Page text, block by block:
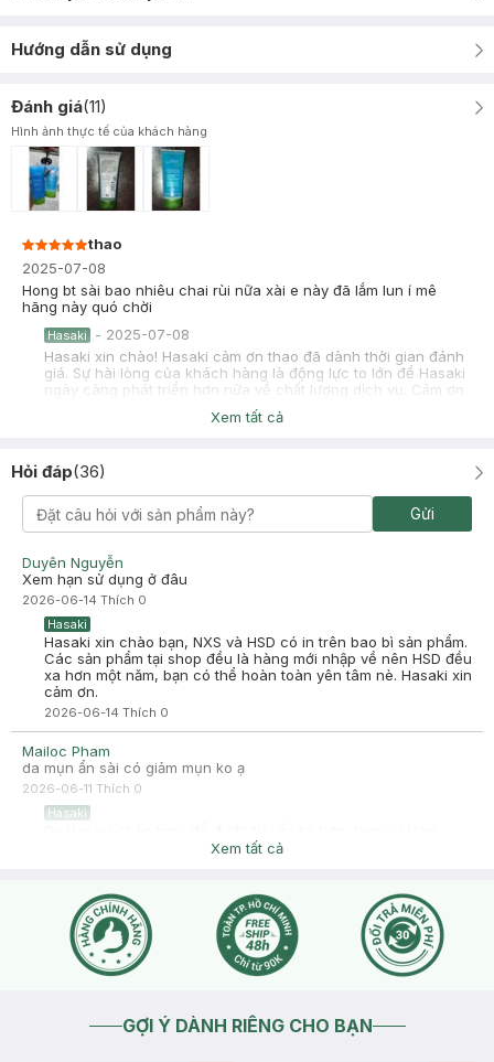
Hướng dẫn sử dụng
Đánh giá(11)
Hình ảnh thực tế của khách hàng
thao
2025-07-08
Hong bt sài bao nhiêu chai rùi nữa xài e này đã lắm lun í mê
hãng này quó chời
Hasaki - 2025-07-08
Hasaki xin chào! Hasaki cảm ơn thao đã dành thời gian đánh
giá. Sự hài lòng của khách hàng là động lực to lớn để Hasaki
ngày càng phát triển hơn nữa về chất lượng dịch vụ. Cảm ơn
bạn đã tin tưởng và mua sắm tại Hasaki!
Bảo TRân
Đã mua hàng
2025-06-11
Dùng tốt, sạch da, không kích ứng
Hasaki - 2025-06-11
Hasaki xin chào! Hasaki cảm ơn Bảo TRân đã dành thời gian
đánh giá. Sự hài lòng của khách hàng là động lực to lớn để
Hasaki ngày càng phát triển hơn nữa về chất lượng dịch vụ.
Cảm ơn bạn đã tin tưởng và mua sắm tại Hasaki!
Xem tất cả
Hỏi đáp(36)
Gửi
Duyên Nguyễn
Xem hạn sử dụng ở đâu
2026-06-14 Thích 0
Hasaki
Hasaki xin chào bạn, NXS và HSD có in trên bao bì sản phẩm.
Các sản phẩm tại shop đều là hàng mới nhập về nên HSD đều
xa hơn một năm, bạn có thể hoàn toàn yên tâm nè. Hasaki xin
cảm ơn.
2026-06-14 Thích 0
Mailoc Pham
da mụn ẩn sài có giảm mụn ko ạ
2026-06-11 Thích 0
Hasaki
nhắn tin qua fanpage Facebook Hasaki (VN) và để lại thông
Xem tất cả
GỢI Ý DÀNH RIÊNG CHO BẠN